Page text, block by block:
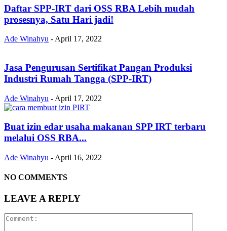
Daftar SPP-IRT dari OSS RBA Lebih mudah
prosesnya, Satu Hari jadi!
Ade Winahyu - April 17, 2022
Jasa Pengurusan Sertifikat Pangan Produksi
Industri Rumah Tangga (SPP-IRT)
Ade Winahyu - April 17, 2022
Buat izin edar usaha makanan SPP IRT terbaru
melalui OSS RBA...
Ade Winahyu - April 16, 2022
NO COMMENTS
LEAVE A REPLY